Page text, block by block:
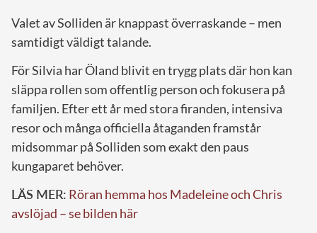
Valet av Solliden är knappast överraskande – men
samtidigt väldigt talande.
För Silvia har Öland blivit en trygg plats där hon kan
släppa rollen som offentlig person och fokusera på
familjen. Efter ett år med stora firanden, intensiva
resor och många officiella åtaganden framstår
midsommar på Solliden som exakt den paus
kungaparet behöver.
LÄS MER: Röran hemma hos Madeleine och Chris
avslöjad – se bilden här